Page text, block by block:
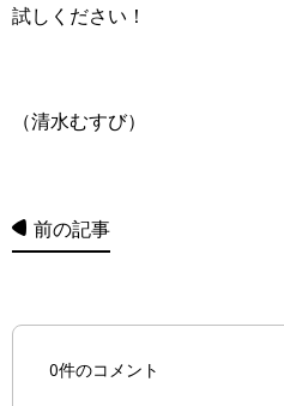
試しください！
（清水むすび）
前の記事
0件のコメント